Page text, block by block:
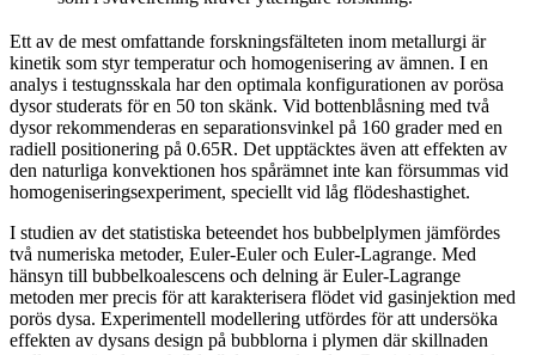
Ett av de mest omfattande forskningsfälteten inom metallurgi är
kinetik som styr temperatur och homogenisering av ämnen. I en
analys i testugnsskala har den optimala konfigurationen av porösa
dysor studerats för en 50 ton skänk. Vid bottenblåsning med två
dysor rekommenderas en separationsvinkel på 160 grader med en
radiell positionering på 0.65R. Det upptäcktes även att effekten av
den naturliga konvektionen hos spårämnet inte kan försummas vid
homogeniseringsexperiment, speciellt vid låg flödeshastighet.
I studien av det statistiska beteendet hos bubbelplymen jämfördes
två numeriska metoder, Euler-Euler och Euler-Lagrange. Med
hänsyn till bubbelkoalescens och delning är Euler-Lagrange
metoden mer precis för att karakterisera flödet vid gasinjektion med
porös dysa. Experimentell modellering utfördes för att undersöka
effekten av dysans design på bubblorna i plymen där skillnaden